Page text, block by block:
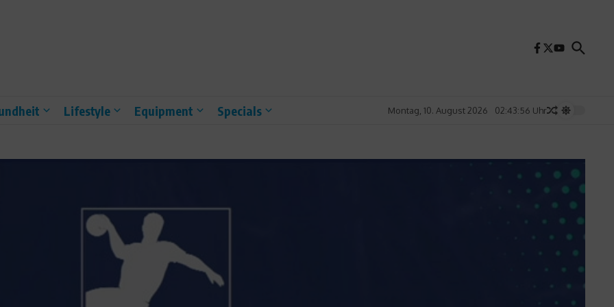
Lifestyle Equipment Specials Montag, 10. August 2026 02:43:58 Uhr